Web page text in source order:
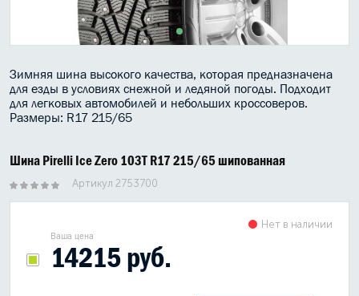
ИНДУСТРИАЛЬНЫЕ МАСЛА
АНТИФРИЗЫ СПЕЦЖИДКОСТИ
ПРИСАДКИ АВТОХИМИЯ
АВТО КОСМЕТИКА
ВСЕ БРЕНДЫ
Зимняя шина высокого качества, которая предназначена
для езды в условиях снежной и ледяной погоды. Подходит
для легковых автомобилей и небольших кроссоверов.
Размеры: R17 215/65
Шина Pirelli Ice Zero 103T R17 215/65 шипованная
Артикул 2753700
Ваша цена
14215 руб.
Нет в наличии